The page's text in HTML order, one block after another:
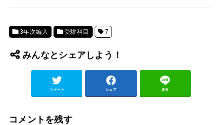
3年次編入 受験科目 7
みんなとシェアしよう！
ツイート シェア 送る
コメントを残す